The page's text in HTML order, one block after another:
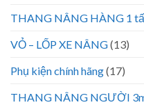
THANG NÂNG HÀNG 1
VỎ – LỐP XE NÂNG(13)
Phụ kiện chính hãng(17)
THANG NÂNG NGƯỜI